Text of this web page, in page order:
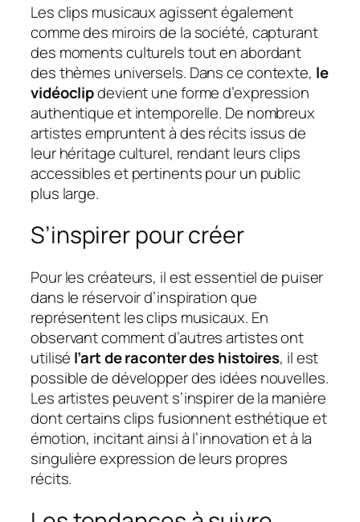
Les clips musicaux agissent également
comme des miroirs de la société, capturant
des moments culturels tout en abordant
des thèmes universels. Dans ce contexte, le
vidéoclipdevient une forme d’expression
authentique et intemporelle. De nombreux
artistes empruntent à des récits issus de
leur héritage culturel, rendant leurs clips
accessibles et pertinents pour un public
plus large.
S’inspirer pour créer
Pour les créateurs, il est essentiel de puiser
dans le réservoir d’inspiration que
représentent les clips musicaux. En
observant comment d’autres artistes ont
utilisé l’art de raconter des histoires, il est
possible de développer des idées nouvelles.
Les artistes peuvent s’inspirer de la manière
dont certains clips fusionnent esthétique et
émotion, incitant ainsi à l’innovation et à la
singulière expression de leurs propres
récits.